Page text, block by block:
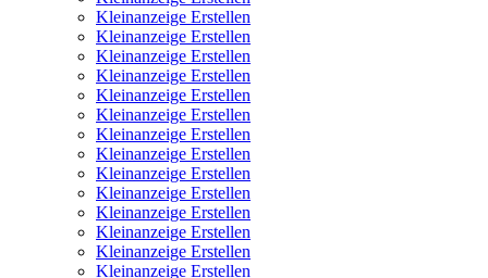
Kleinanzeige Erstellen
Kleinanzeige Erstellen
Kleinanzeige Erstellen
Kleinanzeige Erstellen
Kleinanzeige Erstellen
Kleinanzeige Erstellen
Kleinanzeige Erstellen
Kleinanzeige Erstellen
Kleinanzeige Erstellen
Kleinanzeige Erstellen
Kleinanzeige Erstellen
Kleinanzeige Erstellen
Kleinanzeige Erstellen
Kleinanzeige Erstellen